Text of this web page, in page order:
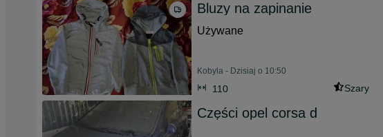
Bluzy na zapinanie
Używane
Kobyla - Dzisiaj o 10:50
110 Szary
Części opel corsa d